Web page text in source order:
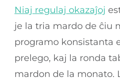
Niaj regulaj okazaĵoj
je la tria mardo de ĉiu
programo konsistanta
prelego, kaj la ronda
mardon de la monato.